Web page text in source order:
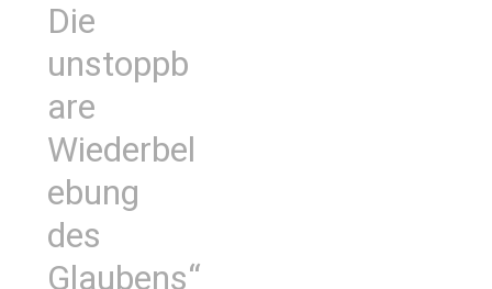
Die
unstoppb
are
Wiederbel
ebung
des
Glaubens“